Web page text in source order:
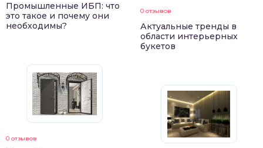
Промышленные ИБП: что
это такое и почему они
необходимы?
0 отзывов
0 отзывов
Актуальные тренды в
области интерьерных
букетов